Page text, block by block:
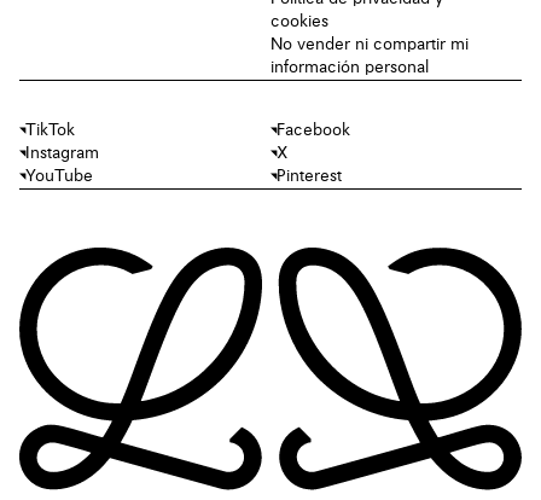
cookies
No vender ni compartir mi
información personal
TikTok
Facebook
Instagram
X
YouTube
Pinterest